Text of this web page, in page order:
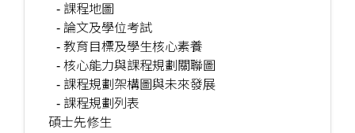
- 課程地圖
- 論文及學位考試
- 教育目標及學生核心素養
- 核心能力與課程規劃關聯圖
- 課程規劃架構圖與未來發展
- 課程規劃列表
碩士先修生